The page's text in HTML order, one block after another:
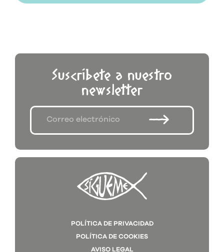
Suscríbete a nuestro
newsletter
POLÍTICA DE PRIVACIDAD
POLÍTICA DE COOKIES
AVISO LEGAL